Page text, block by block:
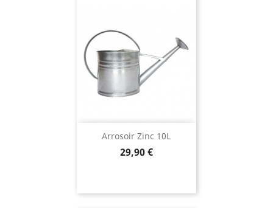
Arrosoir Zinc 10L
Prix
29,90 €